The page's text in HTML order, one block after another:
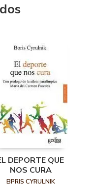
DEPORTE QUE
NOS CURA
BPRIS CYRULNIK